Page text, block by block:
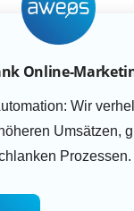
Online-
Wir
Umsätzen,
Prozessen.